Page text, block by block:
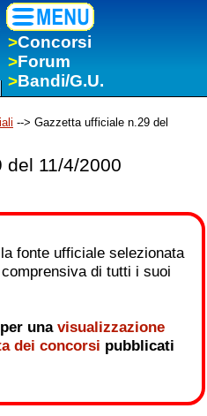
>Concorsi
>Forum
>Bandi/G.U.
--> Gazzetta ufficiale n.29 del
del 11/4/2000
fonte ufficiale selezionata
di tutti i suoi
per una visualizzazione
dei concorsi pubblicati